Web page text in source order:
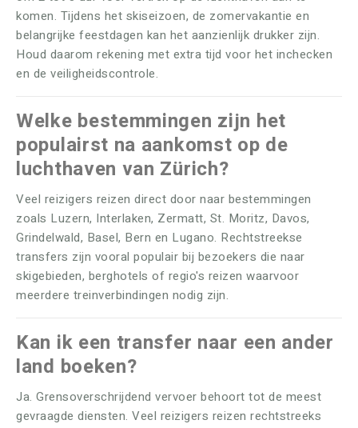
komen. Tijdens het skiseizoen, de zomervakantie en
belangrijke feestdagen kan het aanzienlijk drukker zijn.
Houd daarom rekening met extra tijd voor het inchecken
en de veiligheidscontrole.
Welke bestemmingen zijn het
populairst na aankomst op de
luchthaven van Zürich?
Veel reizigers reizen direct door naar bestemmingen
zoals Luzern, Interlaken, Zermatt, St. Moritz, Davos,
Grindelwald, Basel, Bern en Lugano. Rechtstreekse
transfers zijn vooral populair bij bezoekers die naar
skigebieden, berghotels of regio's reizen waarvoor
meerdere treinverbindingen nodig zijn.
Kan ik een transfer naar een ander
land boeken?
Ja. Grensoverschrijdend vervoer behoort tot de meest
gevraagde diensten. Veel reizigers reizen rechtstreeks